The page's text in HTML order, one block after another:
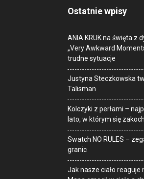
Ostatnie wpisy
ANIA KRUK na święta z
„Very Awkward
trudne sytuacje
Justyna Steczkowska
Talisman
Kolczyki z perłami –
lato, w którym się
Swatch NO RULES –
granic
Jak nasze ciało reaguje